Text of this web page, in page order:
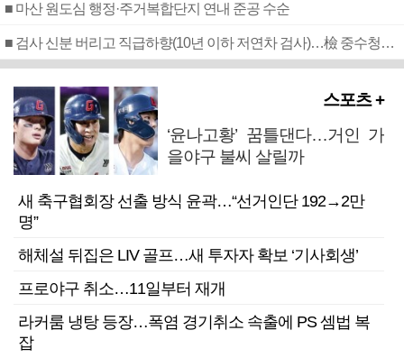
■ 마산 원도심 행정·주거복합단지 연내 준공 수순
■ 검사 신분 버리고 직급하향(10년 이하 저연차 검사)…檢 중수청행 기피
스포츠 +
‘윤나고황’ 꿈틀댄다…거인 가
을야구 불씨 살릴까
새 축구협회장 선출 방식 윤곽…“선거인단 192→2만
명”
해체설 뒤집은 LIV 골프…새 투자자 확보 ‘기사회생’
프로야구 취소…11일부터 재개
라커룸 냉탕 등장…폭염 경기취소 속출에 PS 셈법 복
잡